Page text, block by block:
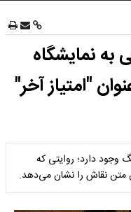
به نمایشگاه
"امتیاز آخر"
وجود دارد؛ روایتی که
نقاش را نشان می­‌دهد.